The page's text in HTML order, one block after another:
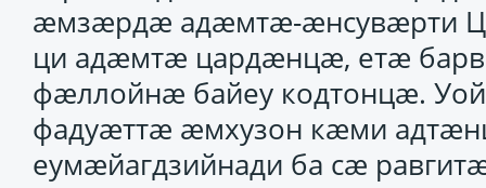
ӕмзӕрдӕ адӕмтӕ-ӕнсувӕрти
ци адӕмтӕ цардӕнцӕ, етӕ
фӕллойнӕ байеу кодтонцӕ.
фадуӕттӕ ӕмхузон кӕми
еумӕйагдзийнади ба сӕ